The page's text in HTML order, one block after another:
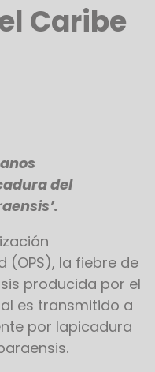
Caribe
del
(OPS), la fiebre de
producida por el
es transmitido a
por lapicadura